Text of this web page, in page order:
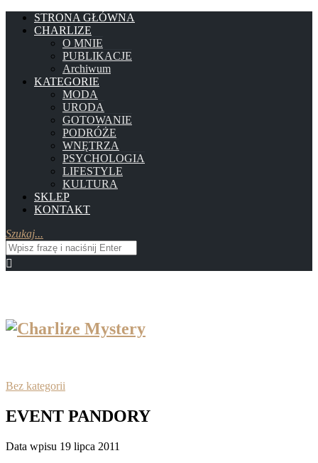
STRONA GŁÓWNA
CHARLIZE
O MNIE
PUBLIKACJE
Archiwum
KATEGORIE
MODA
URODA
GOTOWANIE
PODRÓŻE
WNĘTRZA
PSYCHOLOGIA
LIFESTYLE
KULTURA
SKLEP
KONTAKT
Szukaj...
Bez kategorii
EVENT PANDORY
Data wpisu 19 lipca 2011